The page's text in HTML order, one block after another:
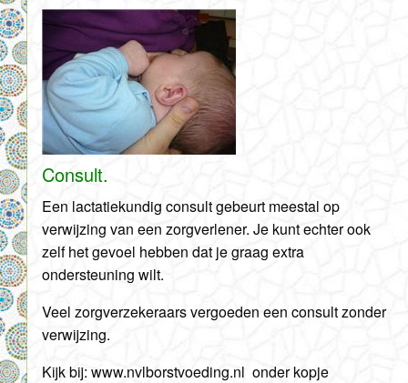
Consult.
Een lactatiekundig consult gebeurt meestal op
verwijzing van een zorgverlener. Je kunt echter ook
zelf het gevoel hebben dat je graag extra
ondersteuning wilt.
Veel zorgverzekeraars vergoeden een consult zonder
verwijzing.
Kijk bij: www.nvlborstvoeding.nl onder kopje